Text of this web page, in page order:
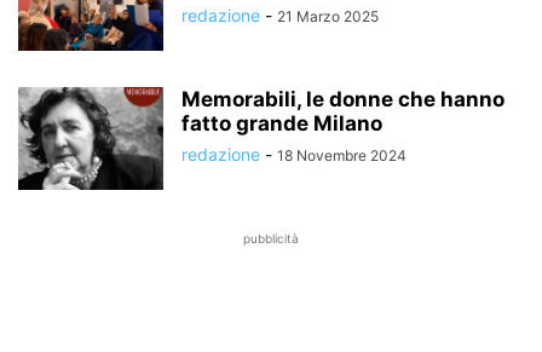
redazione - 21 Marzo 2025
Memorabili, le donne che hanno
fatto grande Milano
redazione - 18 Novembre 2024
pubblicità